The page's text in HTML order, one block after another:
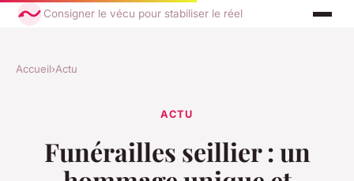
Consigner le vécu pour stabiliser le réel
Accueil›Actu
ACTU
Funérailles seillier : un